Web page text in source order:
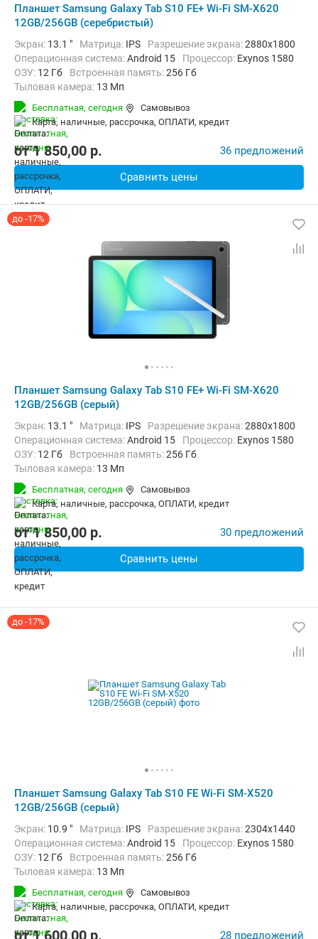
Планшет Samsung Galaxy Tab S10 FE+ Wi-Fi SM-X620
12GB/256GB (серебристый)
Экран: 13.1 " Матрица: IPS Разрешение экрана:2880x1800
Операционная система:Android 15 Процессор: Exynos 1580​
ОЗУ: 12 Гб Встроенная память:256 Гб
Тыловая камера: 13 Мп
Беспроводная связь:
Комплектация:
Перо (стилус)
Бесплатная, сегодня
Самовывоз
карта, наличные, рассрочка, ОПЛАТИ, кредит
от1 850,00 p. 36 предложений
Сравнить цены
до -17%
Планшет Samsung Galaxy Tab S10 FE+ Wi-Fi SM-X620
12GB/256GB (серый)
Экран: 13.1 " Матрица: IPS Разрешение экрана:2880x1800
Операционная система:Android 15 Процессор: Exynos 1580​
ОЗУ: 12 Гб Встроенная память:256 Гб
Тыловая камера: 13 Мп
Беспроводная связь:
Комплектация:
Перо (стилус)
Бесплатная, сегодня
Самовывоз
карта, наличные, рассрочка, ОПЛАТИ, кредит
от1 850,00 p. 30 предложений
Сравнить цены
до -17%
Планшет Samsung Galaxy Tab S10 FE Wi-Fi SM-X520
12GB/256GB (серый)
Экран: 10.9 " Матрица: IPS Разрешение экрана:2304x1440
Операционная система:Android 15 Процессор: Exynos 1580​
ОЗУ: 12 Гб Встроенная память:256 Гб
Тыловая камера: 13 Мп
Беспроводная связь:
Комплектация:
Перо (стилус)
Бесплатная, сегодня
Самовывоз
карта, наличные, рассрочка, ОПЛАТИ, кредит
от1 600,00 p. 28 предложений